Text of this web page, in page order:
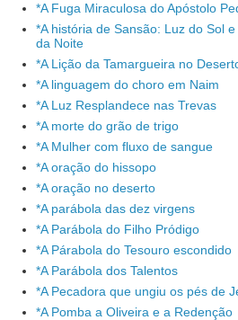
*A Fuga Miraculosa do Apóstolo
*A história de Sansão: Luz do Sol
da Noite
*A Lição da Tamargueira no
*A linguagem do choro em Naim
*A Luz Resplandece nas Trevas
*A morte do grão de trigo
*A Mulher com fluxo de sangue
*A oração do hissopo
*A oração no deserto
*A parábola das dez virgens
*A Parábola do Filho Pródigo
*A Párabola do Tesouro escondido
*A Parábola dos Talentos
*A Pecadora que ungiu os pés de
*A Pomba a Oliveira e a Redenção